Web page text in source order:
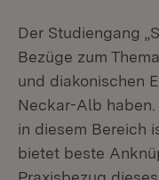
Der Studiengang
Bezüge zum
und diakonischen
Neckar-Alb
in diesem Bereich
bietet beste